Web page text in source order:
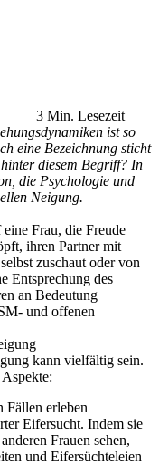
3 Min. Lesezeit
ist so
eine Bezeichnung sticht
diesem Begriff? In
die Psychologie und
Neigung.
Frau, die Freude
ihren Partner mit
zuschaut oder von
Entsprechung des
an Bedeutung
und offenen
kann vielfältig sein.
Fällen erleben
Eifersucht. Indem sie
Frauen sehen,
und Eifersüchteleien